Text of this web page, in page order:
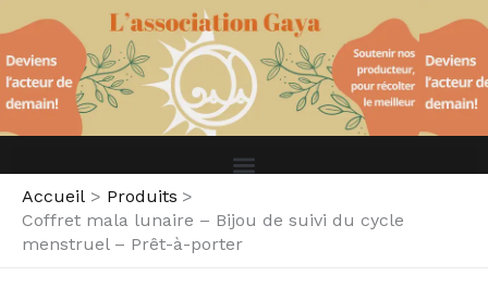
au
contenu
Accueil
Produits
Coffret mala lunaire – Bijou de suivi du cycle
menstruel – Prêt-à-porter
lunaire
Bijou
de
du
-
Prêt-
à-